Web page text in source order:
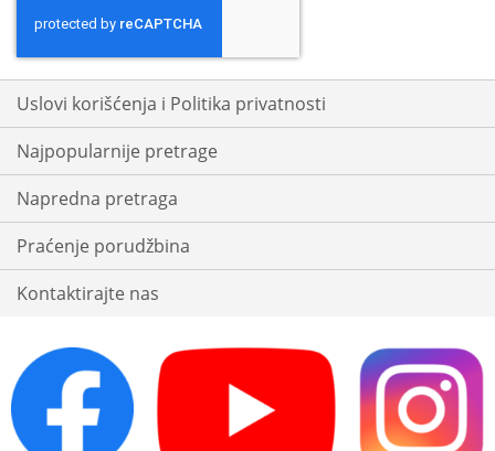
Our
Newsletter:
Uslovi korišćenja i Politika privatnosti
Najpopularnije pretrage
Napredna pretraga
Praćenje porudžbina
Kontaktirajte nas